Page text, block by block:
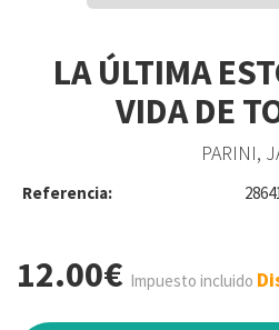
LA ÚLTIMA
VIDA DE
PARINI,
Referencia:
12.00€ Impuesto incluido